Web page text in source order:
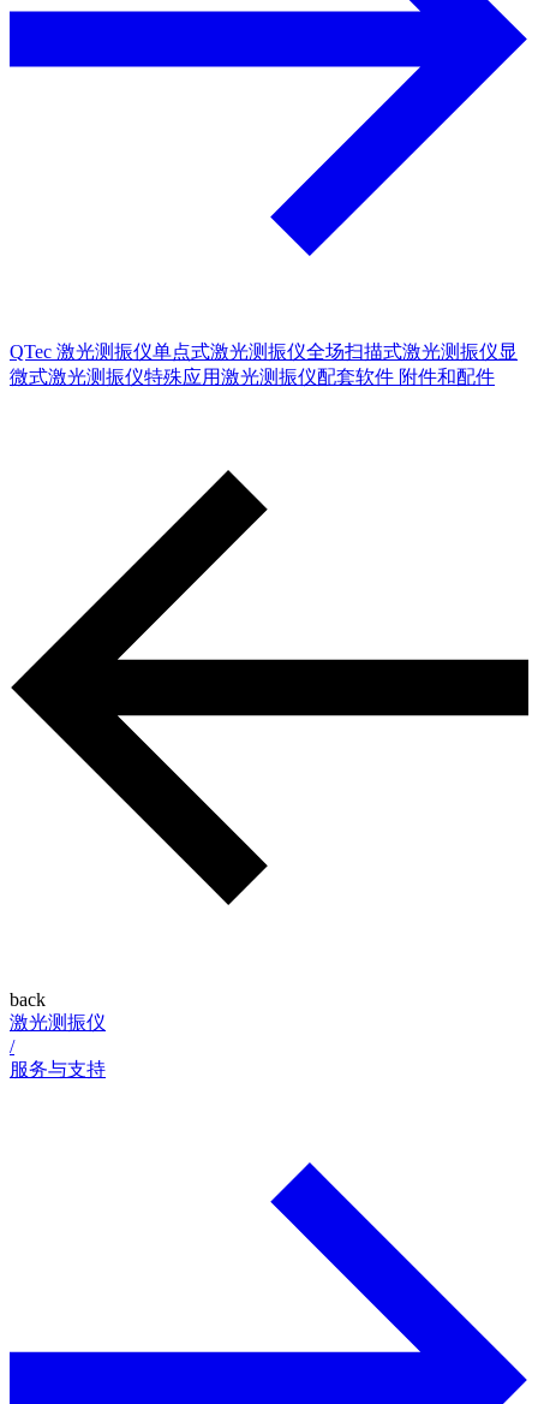
QTec 激光测振仪单点式激光测振仪全场扫描式激光测振仪显
微式激光测振仪特殊应用激光测振仪配套软件 附件和配件
back
激光测振仪
/
服务与支持